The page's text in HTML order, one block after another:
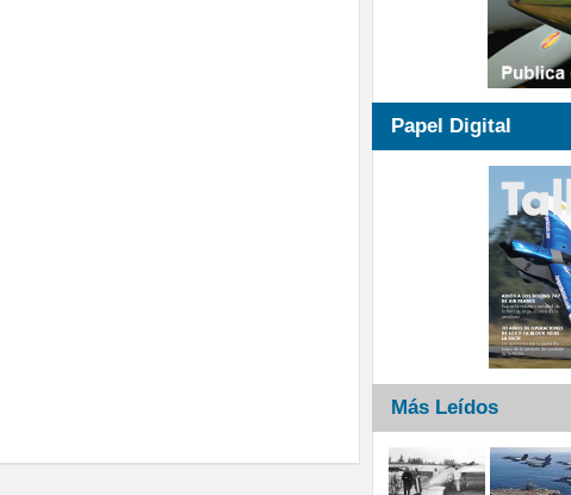
Papel Digital
Más Leídos